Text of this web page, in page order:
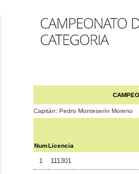
Capitán: Pedro Monteserín Moreno
NumLicencia
1 111301